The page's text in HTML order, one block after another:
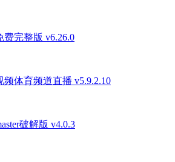
费完整版 v6.26.0
频体育频道直播 v5.9.2.10
破解版 v4.0.3